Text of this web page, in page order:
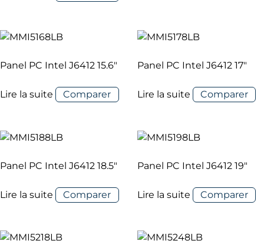
Panel PC Intel J6412 15.6″
Lire la suite Comparer
Panel PC Intel J6412 17″
Lire la suite Comparer
Panel PC Intel J6412 18.5″
Lire la suite Comparer
Panel PC Intel J6412 19″
Lire la suite Comparer